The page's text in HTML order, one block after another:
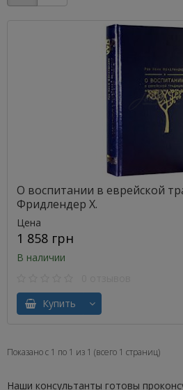
О воспитании в еврейской
Фридлендер Х.
Цена
1 858 грн
В наличии
Купить
Показано с 1 по 1 из 1 (всего 1 страниц)
Наши консультанты готовы